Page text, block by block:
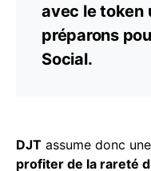
avec le token
préparons
Social.
DJT assume donc
profiter de la rareté